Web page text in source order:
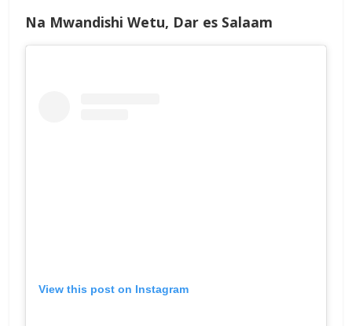
Na Mwandishi Wetu, Dar es Salaam
View this post on Instagram